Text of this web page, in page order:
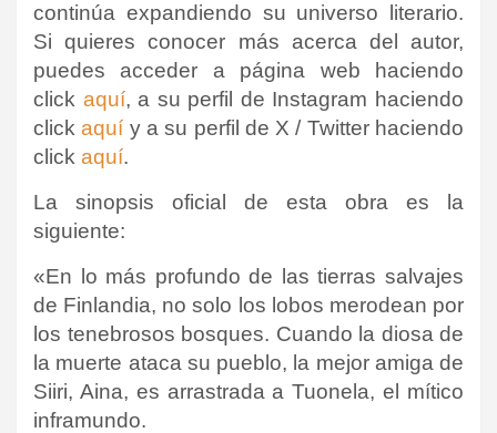
continúa expandiendo su universo literario.
Si quieres conocer más acerca del autor,
puedes acceder a página web haciendo
click aquí, a su perfil de Instagram haciendo
clickaquí y a su perfil de X / Twitter haciendo
click aquí.
La sinopsis oficial de esta obra es la
siguiente:
«En lo más profundo de las tierras salvajes
de Finlandia, no solo los lobos merodean por
los tenebrosos bosques. Cuando la diosa de
la muerte ataca su pueblo, la mejor amiga de
Siiri, Aina, es arrastrada a Tuonela, el mítico
inframundo.